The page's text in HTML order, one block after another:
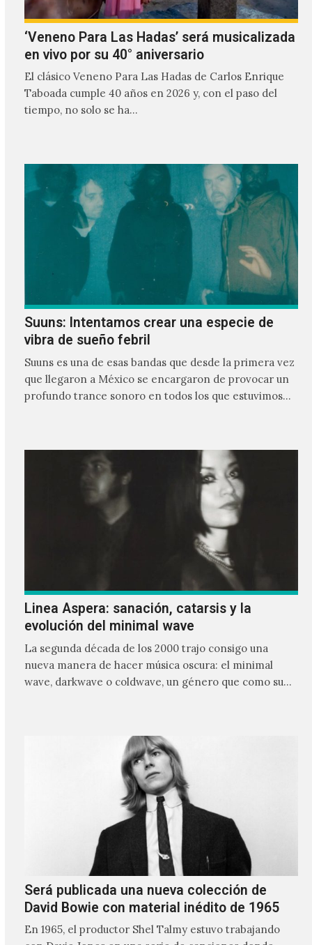
‘Veneno Para Las Hadas’ será musicalizada
en vivo por su 40° aniversario
El clásico Veneno Para Las Hadas de Carlos Enrique
Taboada cumple 40 años en 2026 y, con el paso del
tiempo, no solo se ha…
Suuns: Intentamos crear una especie de
vibra de sueño febril
Suuns es una de esas bandas que desde la primera vez
que llegaron a México se encargaron de provocar un
profundo trance sonoro en todos los que estuvimos
Linea Aspera: sanación, catarsis y la
evolución del minimal wave
La segunda década de los 2000 trajo consigo una
nueva manera de hacer música oscura: el minimal
wave, darkwave o coldwave, un género que como su
Será publicada una nueva colección de
David Bowie con material inédito de 1965
En 1965, el productor Shel Talmy estuvo trabajando